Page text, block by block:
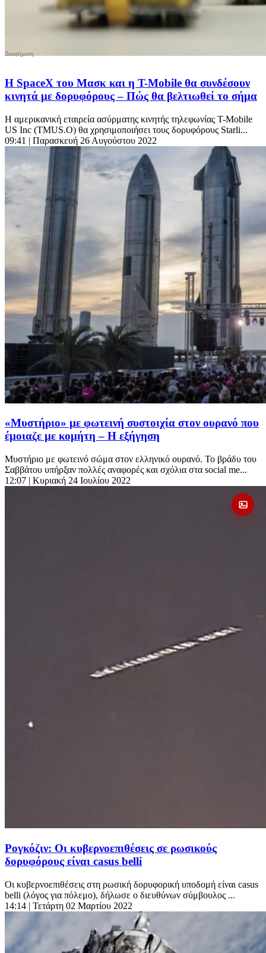
Η SpaceX του Μασκ και η T-Mobile θα συνδέσουν
κινητά με δορυφόρους – Πώς θα βελτιωθεί το σήμα
Η αμερικανική εταιρεία ασύρματης κινητής τηλεφωνίας T-Mobile
US Inc (TMUS.O) θα χρησιμοποιήσει τους δορυφόρους Starli...
09:41 | Παρασκευή 26 Αυγούστου 2022
«Μυστήριο» με φωτεινή συστοιχία στον ουρανό που
έμοιαζε με κομήτη – Η εξήγηση
Μυστήριο με φωτεινό σώμα στον ελληνικό ουρανό. Το βράδυ του
Σαββάτου υπήρξαν πολλές αναφορές και σχόλια στα social me...
12:07 | Κυριακή 24 Ιουλίου 2022
Ρογκόζιν: Οι κυβερνοεπιθέσεις σε ρωσικούς
δορυφόρους είναι casus belli
Οι κυβερνοεπιθέσεις στη ρωσική δορυφορική υποδομή είναι casus
belli (λόγος για πόλεμο), δήλωσε ο διευθύνων σύμβουλος ...
14:14 | Τετάρτη 02 Μαρτίου 2022